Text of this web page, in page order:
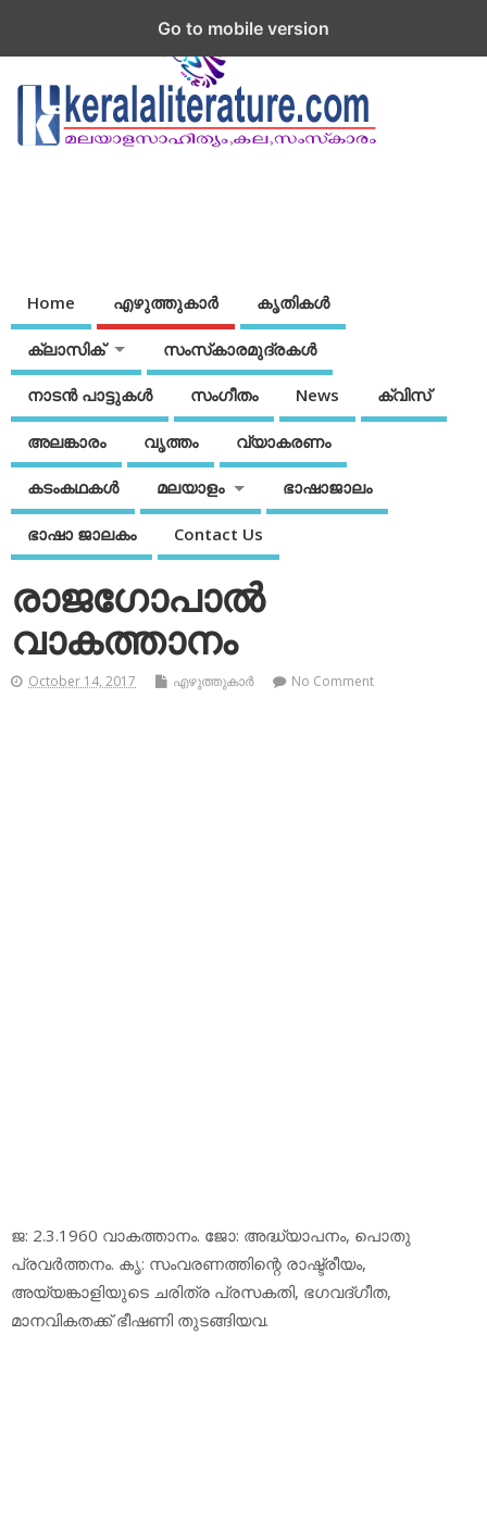
Home എഴുത്തുകാര്‍ കൃതികൾ
ക്ലാസിക് സംസ്‌കാരമുദ്രകള്‍
നാടന്‍ പാട്ടുകള്‍ സംഗീതം News ക്വിസ്
അലങ്കാരം വൃത്തം വ്യാകരണം
കടംകഥകള്‍ മലയാളം ഭാഷാജാലം
ഭാഷാ ജാലകം Contact Us
രാജഗോപാല്‍
വാകത്താനം
October 14, 2017 എഴുത്തുകാര്‍ No Comment
ജ: 2.3.1960 വാകത്താനം. ജോ: അദ്ധ്യാപനം, പൊതു
പ്രവര്‍ത്തനം. കൃ: സംവരണത്തിന്റെ രാഷ്ട്രീയം,
അയ്യങ്കാളിയുടെ ചരിത്ര പ്രസകതി, ഭഗവദ്ഗീത,
മാനവികതക്ക് ഭീഷണി തുടങ്ങിയവ.
Go to mobile version